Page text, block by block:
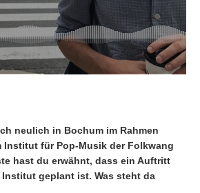
neulich in Bochum im Rahmen
Institut für Pop-Musik der Folkwang
hast du erwähnt, dass ein Auftritt
Institut geplant ist. Was steht da